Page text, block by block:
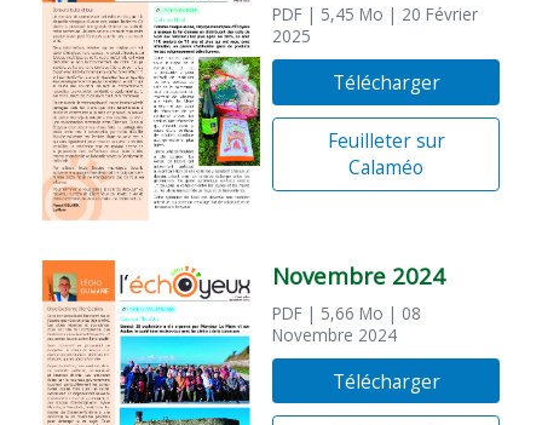
PDF | 5,45 Mo | 20 Février
2025
Télécharger
Feuilleter sur
Calaméo
Novembre 2024
PDF | 5,66 Mo | 08
Novembre 2024
Télécharger